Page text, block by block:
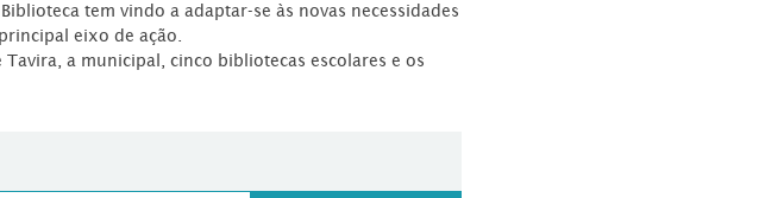
tem vindo a adaptar-se às novas necessidades
eixo de ação.
a municipal, cinco bibliotecas escolares e os